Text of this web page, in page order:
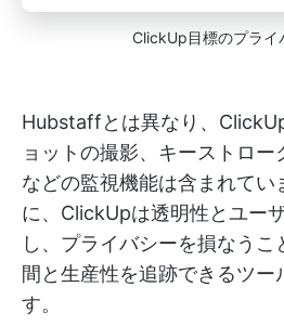
ClickUp目標のプライ
Hubstaffとは異なり、
ョットの撮影、キーストロー
などの監視機能は含まれてい
に、ClickUpは透明性とユー
し、プライバシーを損なう
間と生産性を追跡できるツー
す。